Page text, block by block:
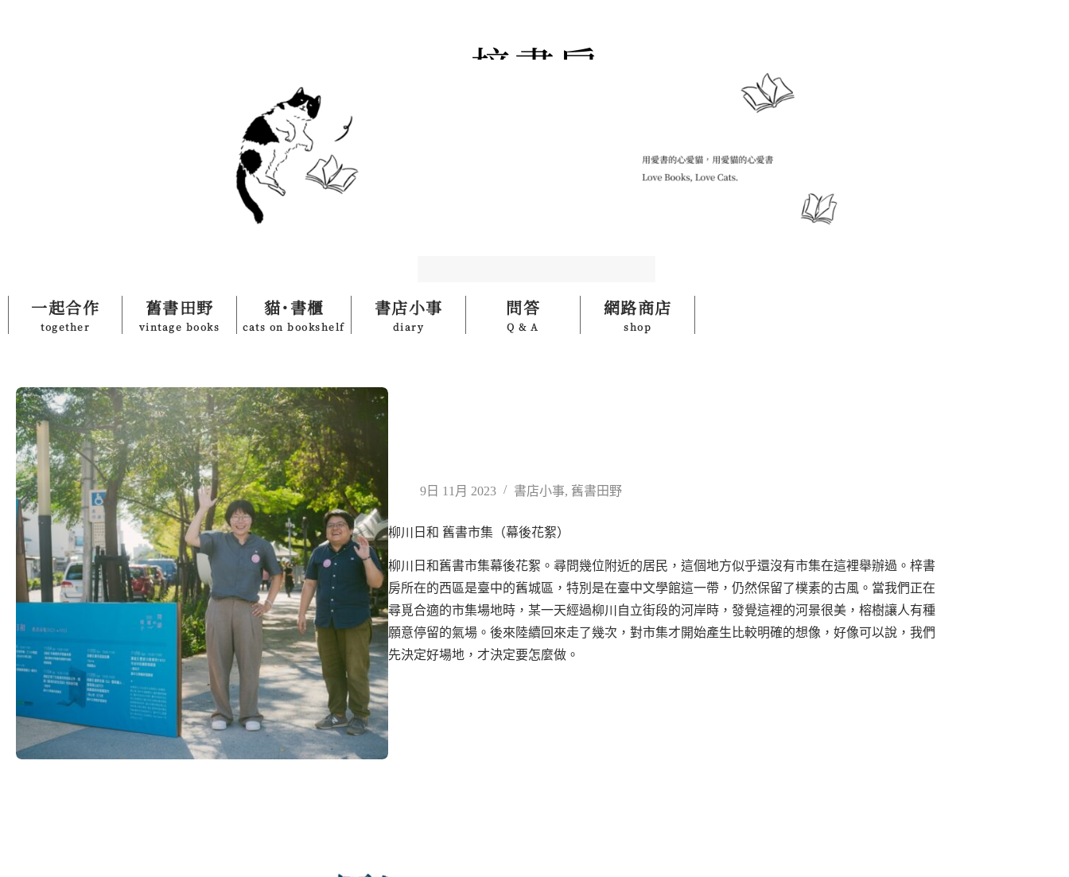
一起合作
together
舊書田野
vintage books
貓˙書櫃
cats on bookshelf
書店小事
diary
問答
Q & A
網路商店
shop
9日 11月 2023 書店小事, 舊書田野
柳川日和 舊書市集（幕後花絮）
柳川日和舊書市集幕後花絮。尋問幾位附近的居民，這個地方似乎還沒有市集在這裡舉辦過。梓書
房所在的西區是臺中的舊城區，特別是在臺中文學館這一帶，仍然保留了樸素的古風。當我們正在
尋覓合適的市集場地時，某一天經過柳川自立街段的河岸時，發覺這裡的河景很美，榕樹讓人有種
願意停留的氣場。後來陸續回來走了幾次，對市集才開始產生比較明確的想像，好像可以說，我們
先決定好場地，才決定要怎麼做。